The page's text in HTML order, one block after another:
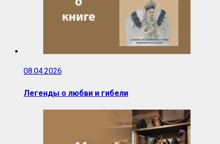
08.04.2026
Легенды о любви и гибели